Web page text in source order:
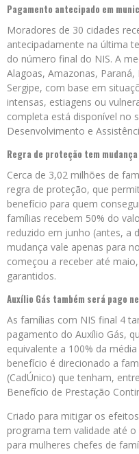
Pagamento antecipado em
Moradores de 30 cidades
antecipadamente na última
do número final do NIS. A
Alagoas, Amazonas,
Sergipe, com base em
intensas, estiagens ou
completa está disponível no
Desenvolvimento e
Regra de proteção tem
Cerca de 3,02 milhões de
regra de proteção, que
benefício para quem
famílias recebem 50% do
reduzido em junho (antes, a
mudança vale apenas para
começou a receber até
garantidos.
Auxílio Gás também será pago
As famílias com NIS final 4
pagamento do Auxílio Gás,
equivalente a 100% da
benefício é direcionado a
(CadÚnico) que tenham,
Benefício de Prestação
Criado para mitigar os
programa tem validade até
para mulheres chefes de